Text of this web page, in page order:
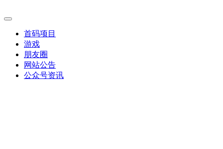
首码项目
游戏
朋友圈
网站公告
公众号资讯